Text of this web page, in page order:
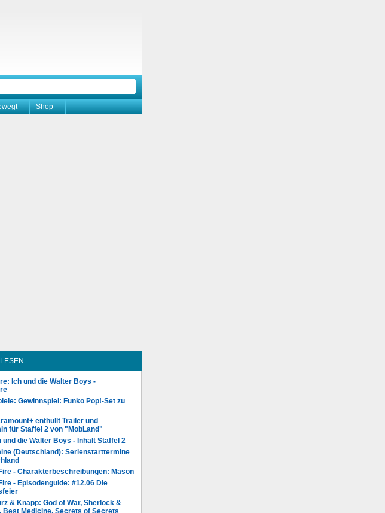
Shop
Ich und die Walter Boys -
Gewinnspiel: Funko Pop!-Set zu
enthüllt Trailer und
für Staffel 2 von "MobLand"
und die Walter Boys - Inhalt Staffel 2
(Deutschland): Serienstarttermine
- Charakterbeschreibungen: Mason
- Episodenguide: #12.06 Die
& Knapp: God of War, Sherlock &
Best Medicine, Secrets of Secrets